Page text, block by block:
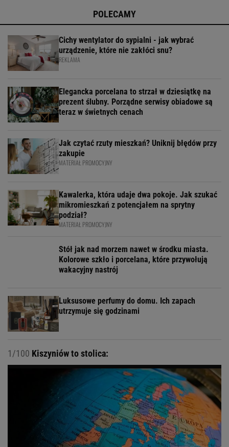
POLECAMY
Cichy wentylator do sypialni - jak wybrać
urządzenie, które nie zakłóci snu?
REKLAMA
Elegancka porcelana to strzał w dziesiątkę na
prezent ślubny. Porządne serwisy obiadowe są
teraz w świetnych cenach
Jak czytać rzuty mieszkań? Uniknij błędów przy
zakupie
MATERIAŁ PROMOCYJNY
Kawalerka, która udaje dwa pokoje. Jak szukać
mikromieszkań z potencjałem na sprytny
podział?
MATERIAŁ PROMOCYJNY
Stół jak nad morzem nawet w środku miasta.
Kolorowe szkło i porcelana, które przywołują
wakacyjny nastrój
Luksusowe perfumy do domu. Ich zapach
utrzymuje się godzinami
1/100 Kiszyniów to stolica: